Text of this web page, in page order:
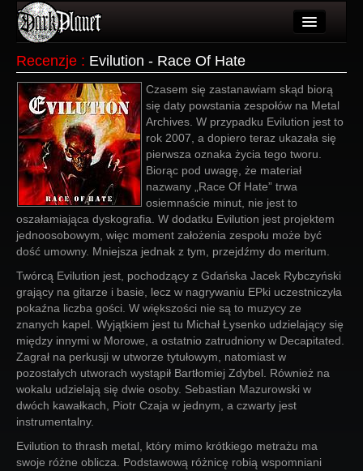
Użytkownicy
Wydarzenia
Galeria
Forum
Więcej
Login
Recenzje : Evilution - Race Of Hate
Czasem się zastanawiam skąd biorą
się daty powstania zespołów na Metal
Archives. W przypadku Evilution jest to
rok 2007, a dopiero teraz ukazała się
pierwsza oznaka życia tego tworu.
Biorąc pod uwagę, że materiał
nazwany „Race Of Hate” trwa
osiemnaście minut, nie jest to
oszałamiająca dyskografia. W dodatku Evilution jest projektem
jednoosobowym, więc moment założenia zespołu może być
dość umowny. Mniejsza jednak z tym, przejdźmy do meritum.
Twórcą Evilution jest, pochodzący z Gdańska Jacek Rybczyński
grający na gitarze i basie, lecz w nagrywaniu EPki uczestniczyła
pokaźna liczba gości. W większości nie są to muzycy ze
znanych kapel. Wyjątkiem jest tu Michał Łysenko udzielający się
między innymi w Morowe, a ostatnio zatrudniony w Decapitated.
Zagrał na perkusji w utworze tytułowym, natomiast w
pozostałych utworach wystąpił Bartłomiej Zdybel. Również na
wokalu udzielają się dwie osoby. Sebastian Mazurowski w
dwóch kawałkach, Piotr Czaja w jednym, a czwarty jest
instrumentalny.
Evilution to thrash metal, który mimo krótkiego metrażu ma
swoje różne oblicza. Podstawową różnicę robią wspomniani